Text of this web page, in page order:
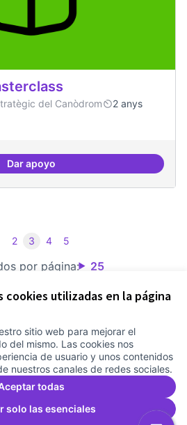
cookies utilizadas en la página
sitio web para mejorar el
del mismo. Las cookies nos
de usuario y unos contenidos
nuestros canales de redes sociales.
todas
solo las esenciales
del Canòdrom
2 anys
Dar apoyoEspai on fer masterclass
por página: 25
2 3 4 5
uso
Choose language